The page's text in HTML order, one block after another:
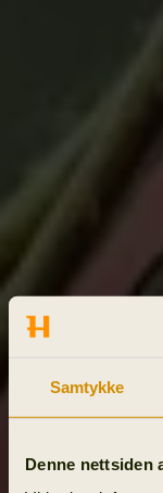
Samtykke
Denne nettsiden